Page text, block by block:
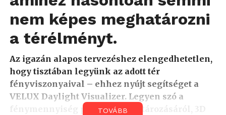
nem képes meghatározni
a térélményt.
Az igazán alapos tervezéshez elengedhetetlen,
hogy tisztában legyünk az adott tér
fényviszonyaival – ehhez nyújt segítséget a
VELUX Daylight Visualizer. Legyen szó a
fénymennyiség pontos meghatározásáról, 3D
TOVÁBB